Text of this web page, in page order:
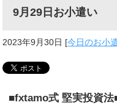
9月29日お小遣い
2023年9月30日 [今日のお小
■fxtamo式 堅実投資法